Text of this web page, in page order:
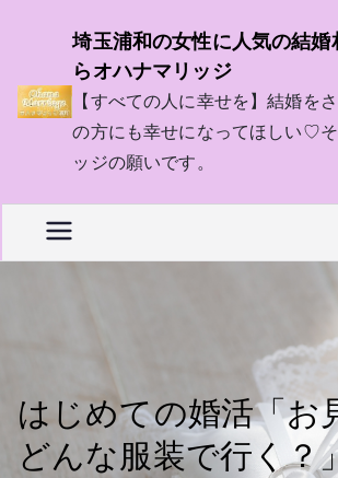
プ
埼玉浦和の女性に人気の結
らオハナマリッジ
【すべての人に幸せを】結婚を
の方にも幸せになってほしい♡
ッジの願いです。
はじめての婚活「お
どんな服装で行く？